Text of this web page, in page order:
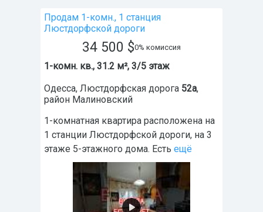
Продам 1-комн., 1 станция
Люстдорфской дороги
34 500 $0% комиссия
1-комн. кв., 31.2 м², 3/5 этаж
Одесса, Люстдорфская дорога 52а,
район Малиновский
1-комнатная квартира расположена на
1 станции Люстдорфской дороги, на 3
этаже 5-этажного дома. Есть ещё